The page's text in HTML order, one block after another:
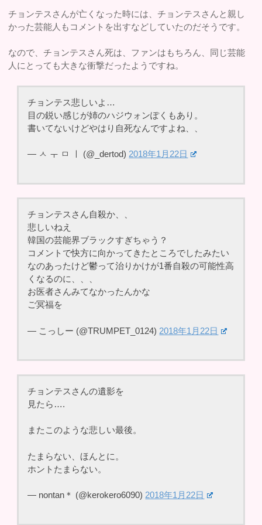
チョンテスさんが亡くなった時には、チョンテスさんと親し
かった芸能人もコメントを出すなどしていたのだそうです。
なので、チョンテスさん死は、ファンはもちろん、同じ芸能
人にとっても大きな衝撃だったようですね。
チョンテス悲しいよ…
目の鋭い感じが姉のハジウォンぽくもあり。
書いてないけどやはり自死なんですよね、、
— ㅅ ㅜ ㅁ ㅣ (@_dertod) 2018年1月22日
チョンテスさん自殺か、、
悲しいねえ
韓国の芸能界ブラックすぎちゃう？
コメントで快方に向かってきたところでしたみたい
なのあったけど鬱って治りかけが1番自殺の可能性高
くなるのに、、、
お医者さんみてなかったんかな
ご冥福を
— こっしー (@TRUMPET_0124) 2018年1月22日
チョンテスさんの遺影を
見たら….
またこのような悲しい最後。
たまらない、ほんとに。
ホントたまらない。
— nontan＊ (@kerokero6090) 2018年1月22日